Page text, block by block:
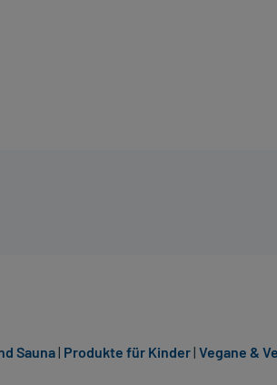
Sauna| Produkte für Kinder| Vegane &